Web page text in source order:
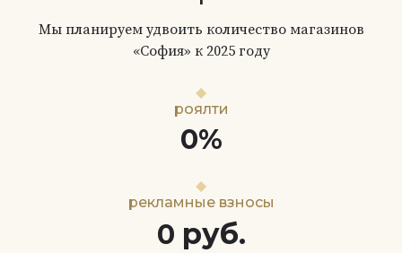
Мы планируем удвоить количество магазинов
«София» к 2025 году
роялти
0%
рекламные взносы
0 руб.